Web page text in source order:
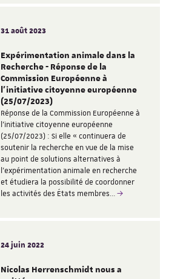
31 août 2023
Expérimentation animale dans la
Recherche - Réponse de la
Commission Européenne à
l'initiative citoyenne européenne
(25/07/2023)
Réponse de la Commission Européenne à
l'initiative citoyenne européenne
(25/07/2023) : Si elle « continuera de
soutenir la recherche en vue de la mise
au point de solutions alternatives à
l’expérimentation animale en recherche
et étudiera la possibilité de coordonner
les activités des États membres…
24 juin 2022
Nicolas Herrenschmidt nous a